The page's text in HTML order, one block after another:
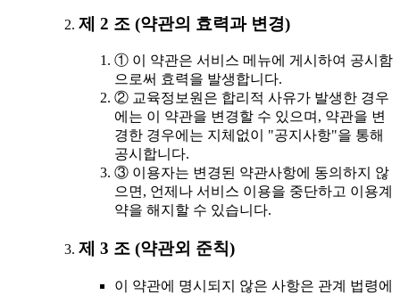
제 2 조 (약관의 효력과 변경)
① 이 약관은 서비스 메뉴에 게시하여 공시함
으로써 효력을 발생합니다.
② 교육정보원은 합리적 사유가 발생한 경우
에는 이 약관을 변경할 수 있으며, 약관을 변
경한 경우에는 지체없이 "공지사항"을 통해
공시합니다.
③ 이용자는 변경된 약관사항에 동의하지 않
으면, 언제나 서비스 이용을 중단하고 이용계
약을 해지할 수 있습니다.
제 3 조 (약관외 준칙)
이 약관에 명시되지 않은 사항은 관계 법령에